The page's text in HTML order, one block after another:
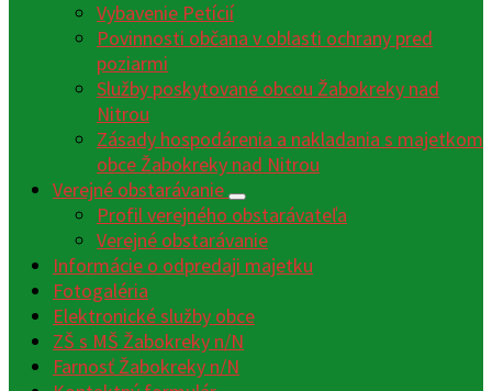
Vybavenie Petícií
Povinnosti občana v oblasti ochrany pred
poziarmi
Služby poskytované obcou Žabokreky nad
Nitrou
Zásady hospodárenia a nakladania s majetkom
obce Žabokreky nad Nitrou
Verejné obstarávanie
Profil verejného obstarávateľa
Verejné obstarávanie
Informácie o odpredaji majetku
Fotogaléria
Elektronické služby obce
ZŠ s MŠ Žabokreky n/N
Farnosť Žabokreky n/N